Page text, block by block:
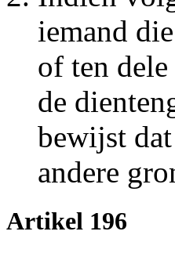
iemand
of ten
de
bewijst
andere
Artikel 196